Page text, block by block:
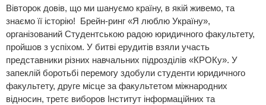
Вівторок довів, що ми шануємо країну, в якій живемо, та
знаємо її історію! Брейн-ринг «Я люблю Україну»,
організований Студентською радою юридичного факультету,
пройшов з успіхом. У битві ерудитів взяли участь
представники різних навчальних підрозділів «КРОКу». У
запеклій боротьбі перемогу здобули студенти юридичного
факультету, друге місце за факультетом міжнародних
відносин, третє виборов Інститут інформаційних та